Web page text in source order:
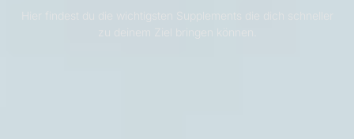
Hier findest du die wichtigsten Supplements die dich schneller
zu deinem Ziel bringen können.